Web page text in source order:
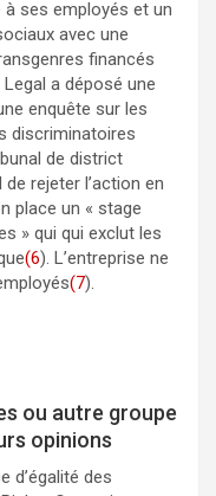
ses employés et un
avec une
financés
a déposé une
enquête sur les
discriminatoires
de district
rejeter l’action en
place un « stage
» qui qui exclut les
(6). L’entreprise ne
(7).
ou autre groupe
opinions
d’égalité des